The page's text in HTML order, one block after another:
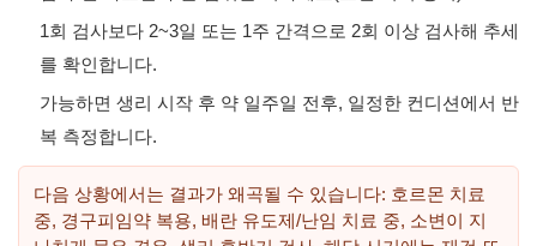
1회 검사보다 2~3일 또는 1주 간격으로 2회 이상 검사해 추세
를 확인합니다.
가능하면 생리 시작 후 약 일주일 전후, 일정한 컨디션에서 반
복 측정합니다.
다음 상황에서는 결과가 왜곡될 수 있습니다: 호르몬 치료
중, 경구피임약 복용, 배란 유도제/난임 치료 중, 소변이 지